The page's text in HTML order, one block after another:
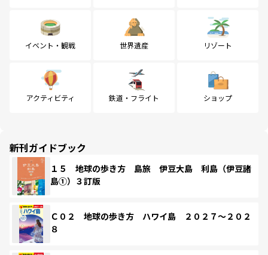
イベント・観戦 世界遺産 リゾート
アクティビティ 鉄道・フライト ショップ
新刊ガイドブック
１５ 地球の歩き方 島旅 伊豆大島 利島（伊豆諸
島①）３訂版
Ｃ０２ 地球の歩き方 ハワイ島 ２０２７～２０２
８